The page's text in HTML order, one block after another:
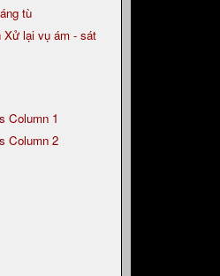
tù
Xử lại vụ ám - sát
Column 1
Column 2